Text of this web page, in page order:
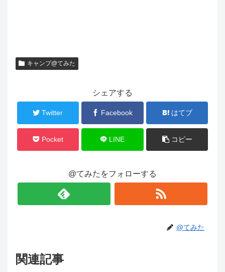
キャンプ@てみた
シェアする
Twitter Facebook はてブ
Pocket LINE コピー
@てみたをフォローする
@てみた
関連記事